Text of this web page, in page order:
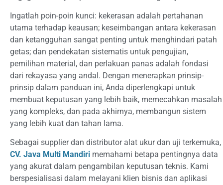
Ingatlah poin-poin kunci: kekerasan adalah pertahanan
utama terhadap keausan; keseimbangan antara kekerasan
dan ketangguhan sangat penting untuk menghindari patah
getas; dan pendekatan sistematis untuk pengujian,
pemilihan material, dan perlakuan panas adalah fondasi
dari rekayasa yang andal. Dengan menerapkan prinsip-
prinsip dalam panduan ini, Anda diperlengkapi untuk
membuat keputusan yang lebih baik, memecahkan masalah
yang kompleks, dan pada akhirnya, membangun sistem
yang lebih kuat dan tahan lama.
Sebagai supplier dan distributor alat ukur dan uji terkemuka,
CV. Java Multi Mandiri memahami betapa pentingnya data
yang akurat dalam pengambilan keputusan teknis. Kami
berspesialisasi dalam melayani klien bisnis dan aplikasi